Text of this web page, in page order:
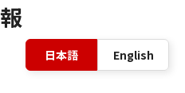
日本語 English